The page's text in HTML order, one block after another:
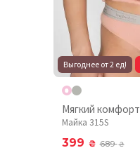
Выгоднее от 2 ед!
Мягкий комфорт
Майка 315S
399 ₴ 689₴